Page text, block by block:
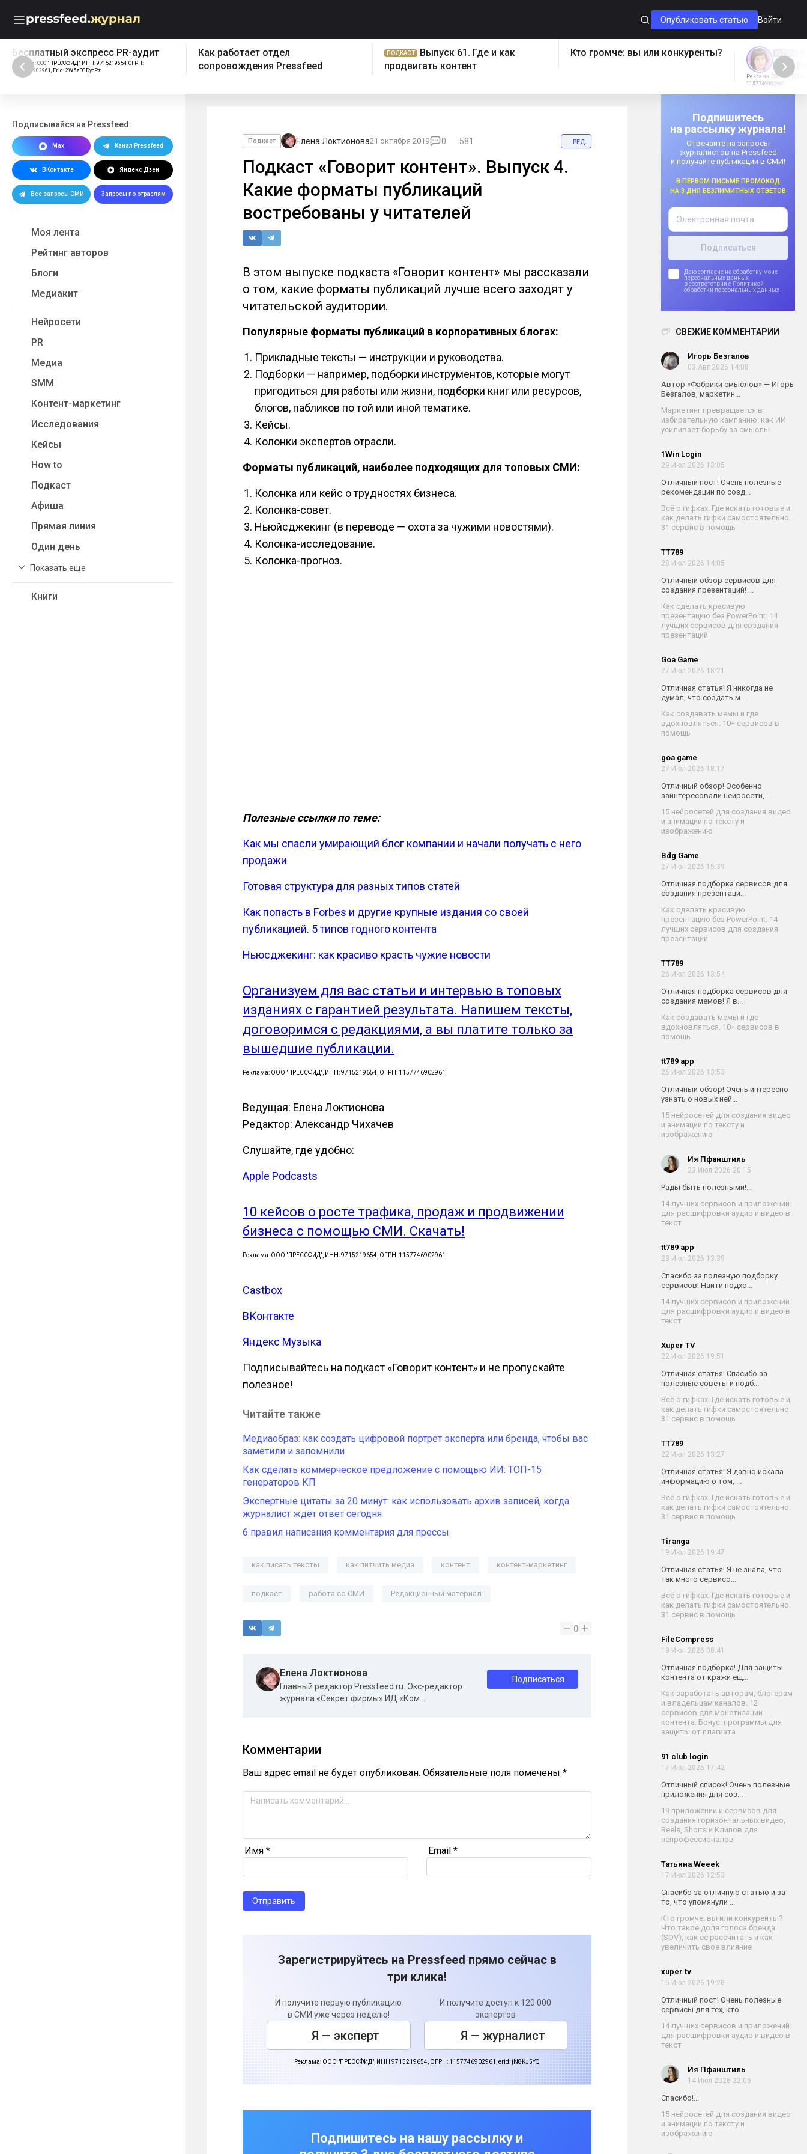
Опубликовать статью Войти
Бесплатный экспресс PR-аудит
Реклама: ООО "ПРЕССФИД", ИНН: 9715219654, ОГРН:
1157746902961, Erid: 2W5zFGDycPz
Как работает отдел
сопровождения Pressfeed
ПОДКАСТ
Выпуск 61. Где и как
продвигать контент
Кто громче: вы или конкуренты?
Курс
Реклама: ООО
1157746902961
Подписывайся на Pressfeed:
Max Канал Pressfeed
ВКонтакте Яндекс Дзен
Все запросы СМИ Запросы по отраслям
Моя лента
Рейтинг авторов
Блоги
Медиакит
Нейросети
PR
Медиа
SMM
Контент-маркетинг
Исследования
Кейсы
How to
Подкаст
Афиша
Прямая линия
Один день
Показать еще
Книги
Подпишитесь
на рассылку журнала!
Отвечайте на запросы
журналистов на Pressfeed
и получайте публикации в СМИ!
В первом письме промокод
на 3 дня безлимитных ответов
Даю согласие на обработку моих
персональных данных
в соответствии с Политикой
обработки персональных данных
СВЕЖИЕ КОММЕНТАРИИ
Игорь Безгалов
03 Авг 2026 14:08
Автор «Фабрики смыслов» — Игорь
Безгалов, маркетин...
Маркетинг превращается в
избирательную кампанию: как ИИ
усиливает борьбу за смыслы
1Win Login
29 Июл 2026 13:05
Отличный пост! Очень полезные
рекомендации по созд...
Всё о гифках. Где искать готовые и
как делать гифки самостоятельно.
31 сервис в помощь
TT789
28 Июл 2026 14:05
Отличный обзор сервисов для
создания презентаций! ...
Как сделать красивую
презентацию без PowerPoint: 14
лучших сервисов для создания
презентаций
Goa Game
27 Июл 2026 18:21
Отличная статья! Я никогда не
думал, что создать м...
Как создавать мемы и где
вдохновляться. 10+ сервисов в
помощь
goa game
27 Июл 2026 18:17
Отличный обзор! Особенно
заинтересовали нейросети,...
15 нейросетей для создания видео
и анимации по тексту и
изображению
Bdg Game
27 Июл 2026 15:39
Отличная подборка сервисов для
создания презентаци...
Как сделать красивую
презентацию без PowerPoint: 14
лучших сервисов для создания
презентаций
TT789
26 Июл 2026 13:54
Отличная подборка сервисов для
создания мемов! Я в...
Как создавать мемы и где
вдохновляться. 10+ сервисов в
помощь
tt789 app
26 Июл 2026 13:53
Отличный обзор! Очень интересно
узнать о новых ней...
15 нейросетей для создания видео
и анимации по тексту и
изображению
Ия Пфанштиль
23 Июл 2026 20:15
Рады быть полезными!...
14 лучших сервисов и приложений
для расшифровки аудио и видео в
текст
tt789 app
23 Июл 2026 13:39
Спасибо за полезную подборку
сервисов! Найти подхо...
14 лучших сервисов и приложений
для расшифровки аудио и видео в
текст
Xuper TV
22 Июл 2026 19:51
Отличная статья! Спасибо за
полезные советы и подб...
Всё о гифках. Где искать готовые и
как делать гифки самостоятельно.
31 сервис в помощь
TT789
22 Июл 2026 13:27
Отличная статья! Я давно искала
информацию о том, ...
Всё о гифках. Где искать готовые и
как делать гифки самостоятельно.
31 сервис в помощь
Tiranga
19 Июл 2026 19:47
Отличная статья! Я не знала, что
так много сервисо...
Всё о гифках. Где искать готовые и
как делать гифки самостоятельно.
31 сервис в помощь
FileCompress
19 Июл 2026 08:41
Отличная подборка! Для защиты
контента от кражи ещ...
Как заработать авторам, блогерам
и владельцам каналов. 12
сервисов для монетизации
контента. Бонус: программы для
защиты от плагиата
91 club login
17 Июл 2026 17:42
Отличный список! Очень полезные
приложения для соз...
19 приложений и сервисов для
создания горизонтальных видео,
Reels, Shorts и Клипов для
непрофессионалов
Татьяна Weeek
17 Июл 2026 12:53
Спасибо за отличную статью и за
то, что упомянули ...
Кто громче: вы или конкуренты?
Что такое доля голоса бренда
(SOV), как ее рассчитать и как
увеличить свое влияние
xuper tv
15 Июл 2026 19:28
Отличный пост! Очень полезные
сервисы для тех, кто...
14 лучших сервисов и приложений
для расшифровки аудио и видео в
текст
Ия Пфанштиль
14 Июл 2026 22:05
Спасибо!...
15 нейросетей для создания видео
и анимации по тексту и
изображению
Подкаст Елена Локтионова21 октября 2019 0 581 ред.
Подкаст «Говорит контент». Выпуск 4.
Какие форматы публикаций
востребованы у читателей
В этом выпуске подкаста «Говорит контент» мы рассказали
о том, какие форматы публикаций лучше всего заходят у
читательской аудитории.
Популярные форматы публикаций в корпоративных блогах:
Прикладные тексты — инструкции и руководства.
Подборки — например, подборки инструментов, которые могут
пригодиться для работы или жизни, подборки книг или ресурсов,
блогов, пабликов по той или иной тематике.
Кейсы.
Колонки экспертов отрасли.
Форматы публикаций, наиболее подходящих для топовых СМИ:
Колонка или кейс о трудностях бизнеса.
Колонка-совет.
Ньюйсджекинг (в переводе — охота за чужими новостями).
Колонка-исследование.
Колонка-прогноз.
Полезные ссылки по теме:
Как мы спасли умирающий блог компании и начали получать с него
продажи
Готовая структура для разных типов статей
Как попасть в Forbes и другие крупные издания со своей
публикацией. 5 типов годного контента
Ньюсджекинг: как красиво красть чужие новости
Организуем для вас статьи и интервью в топовых
изданиях с гарантией результата. Напишем тексты,
договоримся с редакциями, а вы платите только за
вышедшие публикации.
Реклама: ООО "ПРЕССФИД", ИНН: 9715219654, ОГРН: 1157746902961
Ведущая: Елена Локтионова
Редактор: Александр Чихачев
Слушайте, где удобно:
Apple Podcasts
10 кейсов о росте трафика, продаж и продвижении
бизнеса с помощью СМИ. Скачать!
Реклама: ООО "ПРЕССФИД", ИНН: 9715219654, ОГРН: 1157746902961
Castbox
ВКонтакте
Яндекс Музыка
Подписывайтесь на подкаст «Говорит контент» и не пропускайте
полезное!
Читайте также
Медиаобраз: как создать цифровой портрет эксперта или бренда, чтобы вас
заметили и запомнили
Как сделать коммерческое предложение с помощью ИИ: ТОП-15
генераторов КП
Экспертные цитаты за 20 минут: как использовать архив записей, когда
журналист ждёт ответ сегодня
6 правил написания комментария для прессы
как писать тексты как питчить медиа контент контент-маркетинг
подкаст работа со СМИ Редакционный материал
0
Елена Локтионова
Главный редактор Pressfeed.ru. Экс-редактор
журнала «Секрет фирмы» ИД «Ком...
Подписаться
Комментарии
Ваш адрес email не будет опубликован. Обязательные поля помечены *
Имя * Email *
Зарегистрируйтесь на Pressfeed прямо сейчас в
три клика!
И получите первую публикацию
в СМИ уже через неделю!
Я — эксперт
И получите доступ к 120 000
экспертов
Я — журналист
Реклама: ООО "ПРЕССФИД", ИНН 9715219654, ОГРН: 1157746902961, erid: jN8KJ5YQ
Подпишитесь на нашу рассылку и